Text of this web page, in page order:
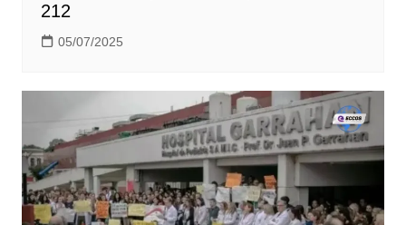
212
05/07/2025